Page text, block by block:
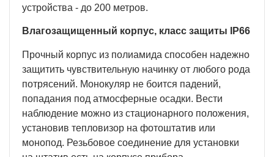
устройства - до 200 метров.
Влагозащищенный корпус, класс защиты IP66
Прочный корпус из полиамида способен надежно
защитить чувствительную начинку от любого рода
потрясений. Монокуляр не боится падений,
попадания под атмосферные осадки. Вести
наблюдение можно из стационарного положения,
установив тепловизор на фотоштатив или
монопод. Резьбовое соединение для установки